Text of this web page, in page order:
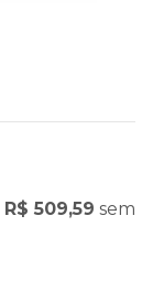
R$ 509,59 sem